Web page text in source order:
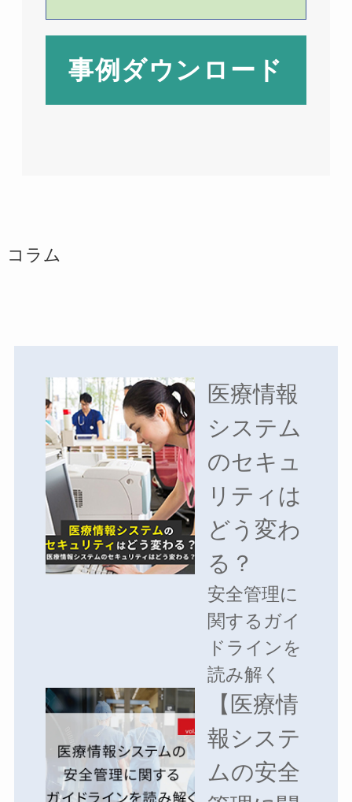
事例ダウンロード
コラム
医療情報
システム
のセキュ
リティは
どう変わ
る？
安全管理に
関するガイ
ドラインを
読み解く
【医療情
報システ
ムの安全